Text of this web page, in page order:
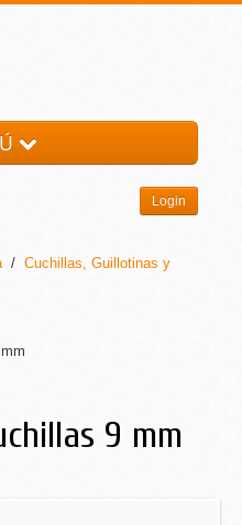
Login
/ Cuchillas, Guillotinas y
9 mm